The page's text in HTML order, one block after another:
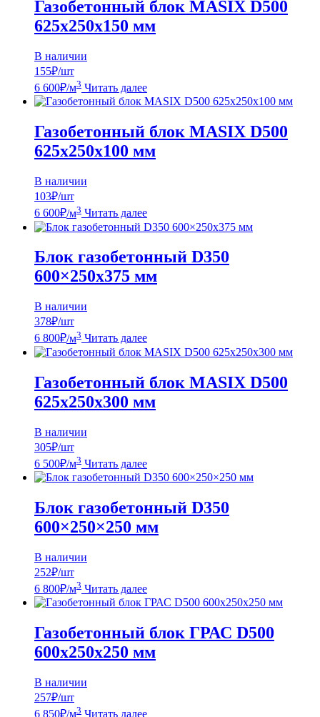
Газобетонный блок MASIX D500
625х250х150 мм
В наличии
155₽/шт
6 600₽/м3 Читать далее
Газобетонный блок MASIX D500
625х250х100 мм
В наличии
103₽/шт
6 600₽/м3 Читать далее
Блок газобетонный D350
600×250х375 мм
В наличии
378₽/шт
6 800₽/м3 Читать далее
Газобетонный блок MASIX D500
625х250х300 мм
В наличии
305₽/шт
6 500₽/м3 Читать далее
Блок газобетонный D350
600×250×250 мм
В наличии
252₽/шт
6 800₽/м3 Читать далее
Газобетонный блок ГРАС D500
600х250х250 мм
В наличии
257₽/шт
6 850₽/м3 Читать далее